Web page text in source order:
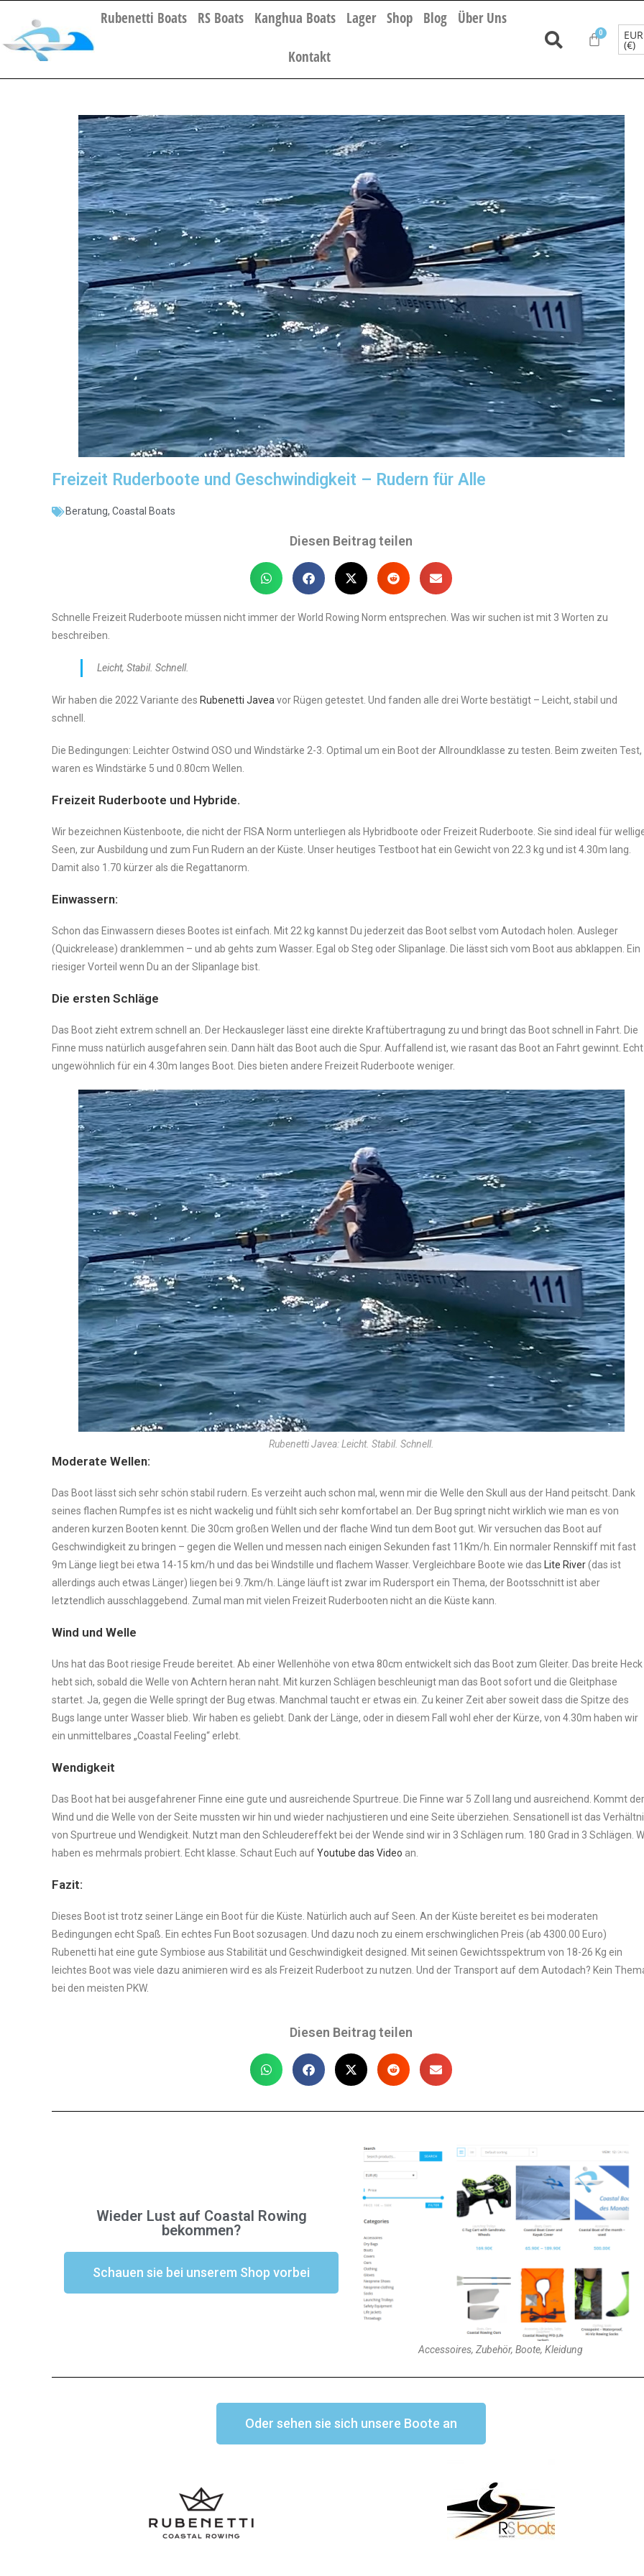
Rubenetti Boats RS Boats Kanghua Boats Lager Shop Blog Über Uns
Kontakt
EUR
(€)
Freizeit Ruderboote und Geschwindigkeit – Rudern für Alle
Beratung, Coastal Boats
Diesen Beitrag teilen
Schnelle Freizeit Ruderboote müssen nicht immer der World Rowing Norm entsprechen. Was wir suchen ist mit 3 Worten zu
beschreiben.
Leicht, Stabil. Schnell.
Wir haben die 2022 Variante des Rubenetti Javea vor Rügen getestet. Und fanden alle drei Worte bestätigt – Leicht, stabil und
schnell.
Die Bedingungen: Leichter Ostwind OSO und Windstärke 2-3. Optimal um ein Boot der Allroundklasse zu testen. Beim zweiten Test,
waren es Windstärke 5 und 0.80cm Wellen.
Freizeit Ruderboote und Hybride.
Wir bezeichnen Küstenboote, die nicht der FISA Norm unterliegen als Hybridboote oder Freizeit Ruderboote. Sie sind ideal für
Seen, zur Ausbildung und zum Fun Rudern an der Küste. Unser heutiges Testboot hat ein Gewicht von 22.3 kg und ist 4.30m lang.
Damit also 1.70 kürzer als die Regattanorm.
Einwassern:
Schon das Einwassern dieses Bootes ist einfach. Mit 22 kg kannst Du jederzeit das Boot selbst vom Autodach holen. Ausleger
(Quickrelease) dranklemmen – und ab gehts zum Wasser. Egal ob Steg oder Slipanlage. Die lässt sich vom Boot aus abklappen. Ein
riesiger Vorteil wenn Du an der Slipanlage bist.
Die ersten Schläge
Das Boot zieht extrem schnell an. Der Heckausleger lässt eine direkte Kraftübertragung zu und bringt das Boot schnell in Fahrt. Die
Finne muss natürlich ausgefahren sein. Dann hält das Boot auch die Spur. Auffallend ist, wie rasant das Boot an Fahrt gewinnt. Echt
ungewöhnlich für ein 4.30m langes Boot. Dies bieten andere Freizeit Ruderboote weniger.
Rubenetti Javea: Leicht. Stabil. Schnell.
Moderate Wellen:
Das Boot lässt sich sehr schön stabil rudern. Es verzeiht auch schon mal, wenn mir die Welle den Skull aus der Hand peitscht. Dank
seines flachen Rumpfes ist es nicht wackelig und fühlt sich sehr komfortabel an. Der Bug springt nicht wirklich wie man es von
anderen kurzen Booten kennt. Die 30cm großen Wellen und der flache Wind tun dem Boot gut. Wir versuchen das Boot auf
Geschwindigkeit zu bringen – gegen die Wellen und messen nach einigen Sekunden fast 11Km/h. Ein normaler Rennskiff mit fast
9m Länge liegt bei etwa 14-15 km/h und das bei Windstille und flachem Wasser. Vergleichbare Boote wie das
Lite River(das ist
allerdings auch etwas Länger) liegen bei 9.7km/h. Länge läuft ist zwar im Rudersport ein Thema, der Bootsschnitt ist aber
letztendlich ausschlaggebend. Zumal man mit vielen Freizeit Ruderbooten nicht an die Küste kann.
Wind und Welle
Uns hat das Boot riesige Freude bereitet. Ab einer Wellenhöhe von etwa 80cm entwickelt sich das Boot zum Gleiter. Das breite Heck
hebt sich, sobald die Welle von Achtern heran naht. Mit kurzen Schlägen beschleunigt man das Boot sofort und die Gleitphase
startet. Ja, gegen die Welle springt der Bug etwas. Manchmal taucht er etwas ein. Zu keiner Zeit aber soweit dass die Spitze des
Bugs lange unter Wasser blieb. Wir haben es geliebt. Dank der Länge, oder in diesem Fall wohl eher der Kürze, von 4.30m haben wir
ein unmittelbares „Coastal Feeling“ erlebt.
Wendigkeit
Das Boot hat bei ausgefahrener Finne eine gute und ausreichende Spurtreue. Die Finne war 5 Zoll lang und ausreichend. Kommt der
Wind und die Welle von der Seite mussten wir hin und wieder nachjustieren und eine Seite überziehen. Sensationell ist das
von Spurtreue und Wendigkeit. Nutzt man den Schleudereffekt bei der Wende sind wir in 3 Schlägen rum. 180 Grad in 3 Schlägen.
haben es mehrmals probiert. Echt klasse. Schaut Euch aufYoutube das Video an.
Fazit:
Dieses Boot ist trotz seiner Länge ein Boot für die Küste. Natürlich auch auf Seen. An der Küste bereitet es bei moderaten
Bedingungen echt Spaß. Ein echtes Fun Boot sozusagen. Und dazu noch zu einem erschwinglichen Preis (ab 4300.00 Euro)
Rubenetti hat eine gute Symbiose aus Stabilität und Geschwindigkeit designed. Mit seinen Gewichtsspektrum von 18-26 Kg ein
leichtes Boot was viele dazu animieren wird es als Freizeit Ruderboot zu nutzen. Und der Transport auf dem Autodach? Kein
bei den meisten PKW.
Diesen Beitrag teilen
Wieder Lust auf Coastal Rowing
bekommen?
Schauen sie bei unserem Shop vorbei
Accessoires, Zubehör, Boote, Kleidung
Oder sehen sie sich unsere Boote an